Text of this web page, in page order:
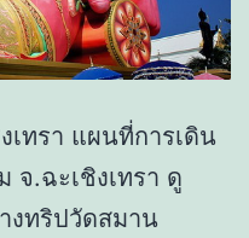
เทรา แผนที่การเดิน
จ.ฉะเชิงเทรา ดู
ทริปวัดสมาน